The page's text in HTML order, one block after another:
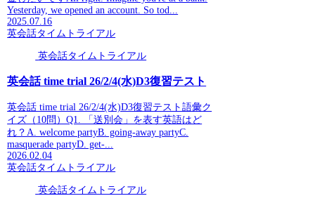
Yesterday, we opened an account. So tod...
2025.07.16
英会話タイムトライアル
英会話タイムトライアル
英会話 time trial 26/2/4(水)D3復習テスト
英会話 time trial 26/2/4(水)D3復習テスト語彙ク
イズ（10問）Q1. 「送別会」を表す英語はど
れ？A. welcome partyB. going-away partyC.
masquerade partyD. get-...
2026.02.04
英会話タイムトライアル
英会話タイムトライアル